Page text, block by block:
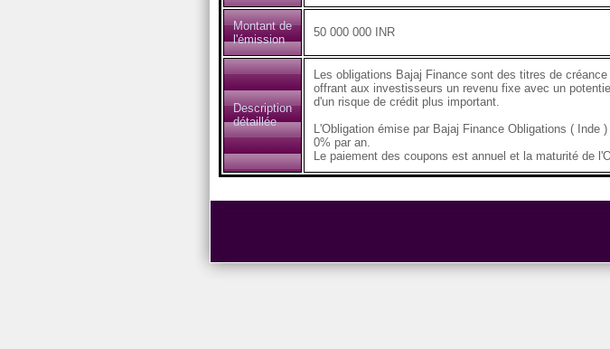
Montant de
l'émission
50 000 000 INR
Description
détaillée
Les obligations Bajaj Finance sont des titres de
offrant aux investisseurs un revenu fixe avec un
d'un risque de crédit plus important.
L'Obligation émise par Bajaj Finance Obligations (
0% par an.
Le paiement des coupons est annuel et la maturité de